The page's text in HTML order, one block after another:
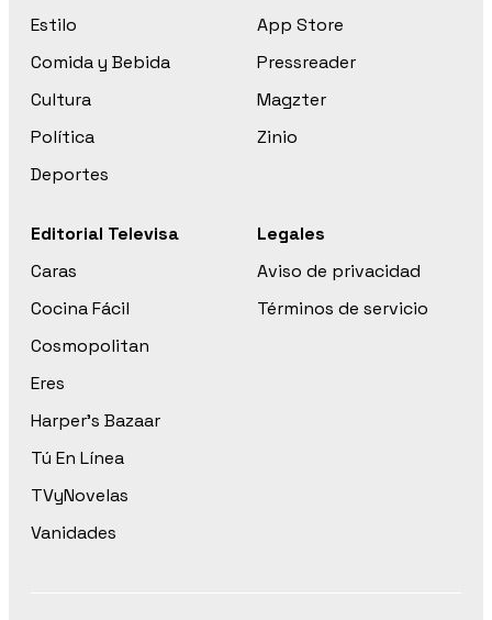
Estilo
Comida y Bebida
Cultura
Política
Deportes
App Store
Pressreader
Magzter
Zinio
Editorial Televisa
Caras
Cocina Fácil
Cosmopolitan
Eres
Harper’s Bazaar
Tú En Línea
TVyNovelas
Vanidades
Legales
Aviso de privacidad
Términos de servicio